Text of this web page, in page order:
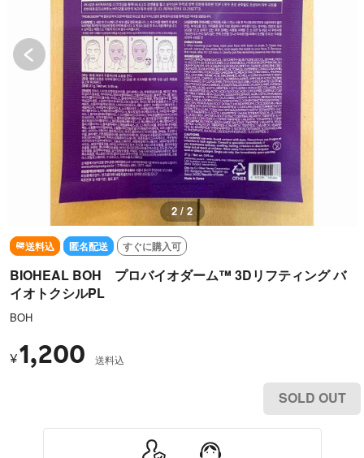
2 / 2
送料込 匿名配送 すぐに購入可
BIOHEAL BOH プロバイオダーム™ 3Dリフティング バ
イオトクシルPL
BOH
¥1,200 送料込
SOLD OUT